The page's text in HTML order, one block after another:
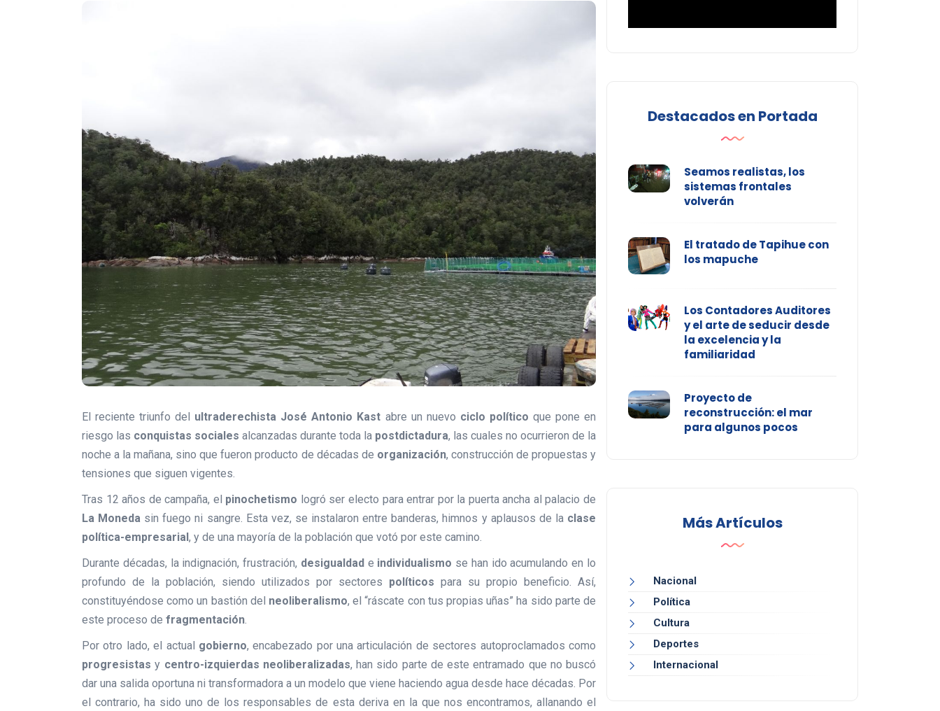
El reciente triunfo del ultraderechista José Antonio Kast abre un nuevo ciclo político que pone en
riesgo las conquistas sociales alcanzadas durante toda la postdictadura, las cuales no ocurrieron de la
noche a la mañana, sino que fueron producto de décadas de organización, construcción de propuestas y
tensiones que siguen vigentes.
Tras 12 años de campaña, el pinochetismo logró ser electo para entrar por la puerta ancha al palacio de
La Moneda sin fuego ni sangre. Esta vez, se instalaron entre banderas, himnos y aplausos de la clase
política-empresarial , y de una mayoría de la población que votó por este camino.
Durante décadas, la indignación, frustración, desigualdad e individualismo se han ido acumulando en lo
profundo de la población, siendo utilizados por sectores políticos para su propio beneficio. Así,
constituyéndose como un bastión del neoliberalismo, el “ráscate con tus propias uñas” ha sido parte de
este proceso de fragmentación.
Por otro lado, el actual gobierno, encabezado por una articulación de sectores autoproclamados como
progresistas y centro-izquierdas neoliberalizadas, han sido parte de este entramado que no buscó
dar una salida oportuna ni transformadora a un modelo que viene haciendo agua desde hace décadas. Por
el contrario, ha sido uno de los responsables de esta deriva en la que nos encontramos, allanando el
Destacados en Portada
Seamos realistas, los
sistemas frontales
volverán
El tratado de Tapihue con
los mapuche
Los Contadores Auditores
y el arte de seducir desde
la excelencia y la
familiaridad
Proyecto de
reconstrucción: el mar
para algunos pocos
Más Artículos
Nacional
Política
Cultura
Deportes
Internacional